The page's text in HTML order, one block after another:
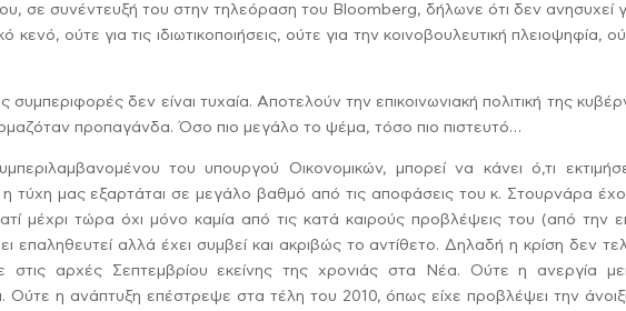
σε συνέντευξή του στην τηλεόραση του Bloomberg, δήλωνε ότι δεν ανησυχεί
κενό, ούτε για τις ιδιωτικοποιήσεις, ούτε για την κοινοβουλευτική πλειοψηφία,
συμπεριφορές δεν είναι τυχαία. Αποτελούν την επικοινωνιακή πολιτική της
προπαγάνδα. Όσο πιο μεγάλο το ψέμα, τόσο πιο πιστευτό…
του υπουργού Οικονομικών, μπορεί να κάνει ό,τι
τύχη μας εξαρτάται σε μεγάλο βαθμό από τις αποφάσεις του κ. Στουρνάρα
μέχρι τώρα όχι μόνο καμία από τις κατά καιρούς προβλέψεις του (από την
επαληθευτεί αλλά έχει συμβεί και ακριβώς το αντίθετο. Δηλαδή η κρίση δεν
στις αρχές Σεπτεμβρίου εκείνης της χρονιάς στα Νέα. Ούτε η ανεργία
Ούτε η ανάπτυξη επέστρεψε στα τέλη του 2010, όπως είχε προβλέψει την